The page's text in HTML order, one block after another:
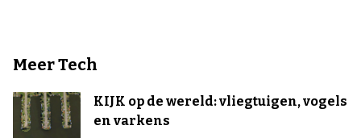
Meer Tech
KIJK op de wereld: vliegtuigen, vogels
en varkens